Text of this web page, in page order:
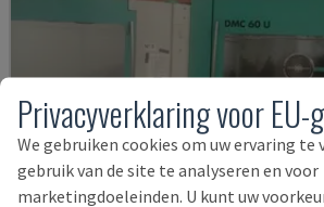
Privacyverklaring voor
We gebruiken cookies om uw ervaring te
gebruik van de site te analyseren en voor
marketingdoeleinden. U kunt uw